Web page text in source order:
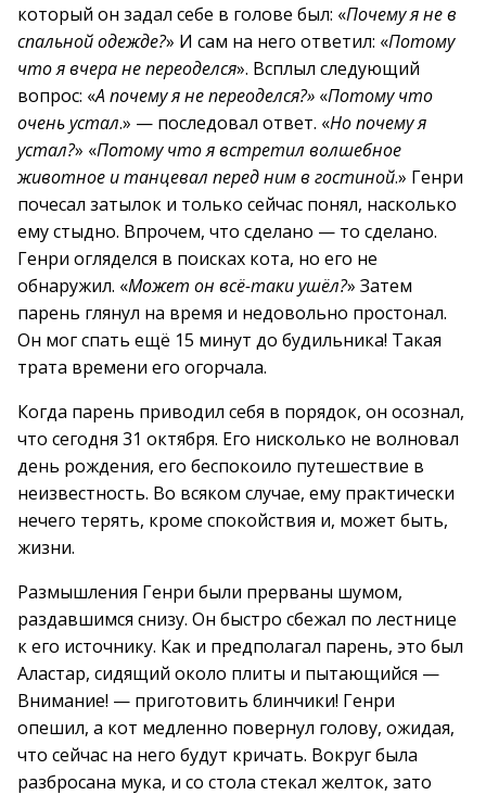
который он задал себе в голове был: «Почему я не в
спальной одежде?» И сам на него ответил: «Потому
что я вчера не переоделся». Всплыл следующий
вопрос: «А почему я не переоделся?» «Потому что
очень устал.» — последовал ответ. «Но почему я
устал?» «Потому что я встретил волшебное
животное и танцевал перед ним в гостиной.» Генри
почесал затылок и только сейчас понял, насколько
ему стыдно. Впрочем, что сделано — то сделано.
Генри огляделся в поисках кота, но его не
обнаружил. «Может он всё-таки ушёл?» Затем
парень глянул на время и недовольно простонал.
Он мог спать ещё 15 минут до будильника! Такая
трата времени его огорчала.
Когда парень приводил себя в порядок, он осознал,
что сегодня 31 октября. Его нисколько не волновал
день рождения, его беспокоило путешествие в
неизвестность. Во всяком случае, ему практически
нечего терять, кроме спокойствия и, может быть,
жизни.
Размышления Генри были прерваны шумом,
раздавшимся снизу. Он быстро сбежал по лестнице
к его источнику. Как и предполагал парень, это был
Аластар, сидящий около плиты и пытающийся —
Внимание! — приготовить блинчики! Генри
опешил, а кот медленно повернул голову, ожидая,
что сейчас на него будут кричать. Вокруг была
разбросана мука, и со стола стекал желток, зато